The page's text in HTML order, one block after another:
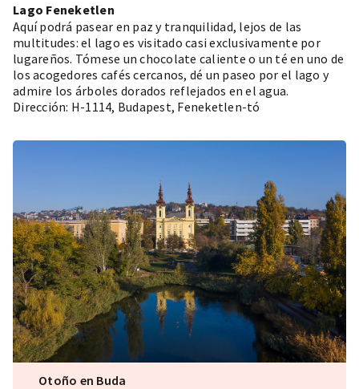
Lago Feneketlen
Aquí podrá pasear en paz y tranquilidad, lejos de las
multitudes: el lago es visitado casi exclusivamente por
lugareños. Tómese un chocolate caliente o un té en uno de
los acogedores cafés cercanos, dé un paseo por el lago y
admire los árboles dorados reflejados en el agua.
Dirección: H-1114, Budapest, Feneketlen-tó
Otoño en Buda